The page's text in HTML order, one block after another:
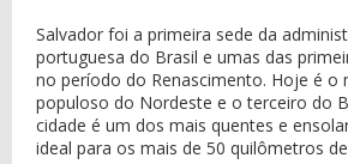
Salvador foi a primeira sede da
portuguesa do Brasil e umas das
no período do Renascimento. Hoje é o
populoso do Nordeste e o terceiro do
cidade é um dos mais quentes e
ideal para os mais de 50 quilômetros